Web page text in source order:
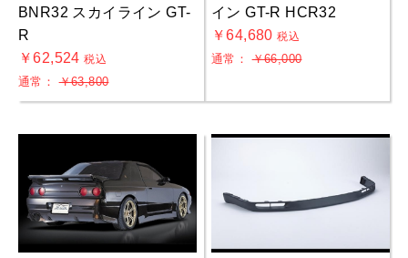
BNR32 スカイライン GT-
R
￥62,524税込
通常：￥63,800
イン GT-R HCR32
￥64,680税込
通常：￥66,000